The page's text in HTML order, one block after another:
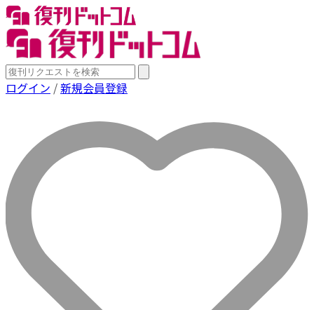
ログイン /新規会員登録